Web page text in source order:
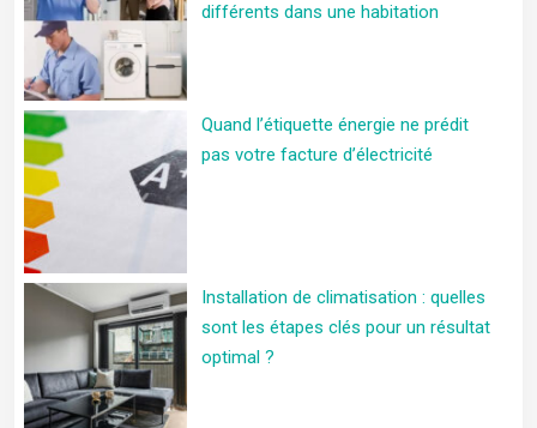
différents dans une habitation
Quand l’étiquette énergie ne prédit
pas votre facture d’électricité
Installation de climatisation : quelles
sont les étapes clés pour un résultat
optimal ?